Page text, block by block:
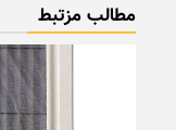
مطالب مزتبط